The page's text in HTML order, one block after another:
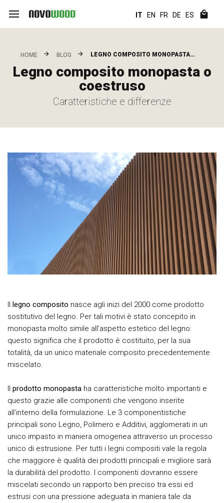
IT EN FR DE ES
HOME BLOG LEGNO COMPOSITO MONOPASTA…
Legno composito monopasta o
coestruso
Caratteristiche e differenze
Il legno composito nasce agli inizi del 2000 come prodotto
sostitutivo del legno. Per tali motivi è stato concepito in
monopasta molto simile all’aspetto estetico del legno:
questo significa che il prodotto è costituito, per la sua
totalità, da un unico materiale composito precedentemente
miscelato.
Il prodotto monopasta ha caratteristiche molto importanti e
questo grazie alle componenti che vengono inserite
all’interno della formulazione. Le 3 componentistiche
principali sono Legno, Polimero e Additivi, agglomerati in un
unico impasto in maniera omogenea attraverso un processo
unico di estrusione. Per tutti i legni compositi vale la regola
che maggiore è qualità dei prodotti principali e migliore sarà
la durabilità del prodotto. I componenti dovranno essere
miscelati secondo un rapporto ben preciso tra essi ed
estrusi con una pressione adeguata in maniera tale da